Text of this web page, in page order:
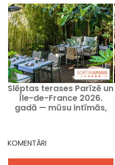
Slēptas terases Parīzē un
Île-de-France 2026.
gadā — mūsu intīmās,
KOMENTĀRI